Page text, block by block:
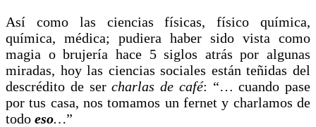
Así como las ciencias físicas, físico química,
química, médica; pudiera haber sido vista como
magia o brujería hace 5 siglos atrás por algunas
miradas, hoy las ciencias sociales están teñidas del
descrédito de sercharlas de café: “… cuando pase
por tus casa, nos tomamos un fernet y charlamos de
todo eso…”